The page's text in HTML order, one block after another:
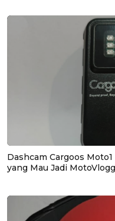
Dashcam Cargoos
yang Mau Jadi